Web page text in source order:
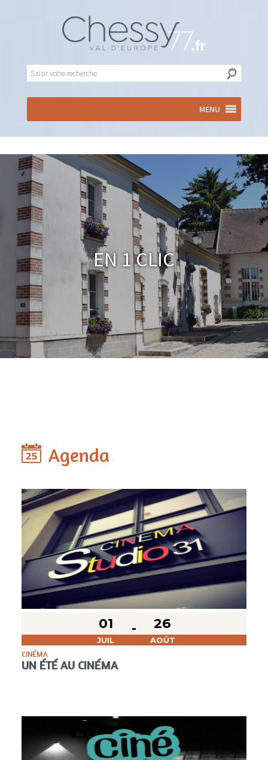
MENU
En 1 clic
Agenda
01
JUIL
26
AOÛT
CINÉMA
UN ÉTÉ AU CINÉMA